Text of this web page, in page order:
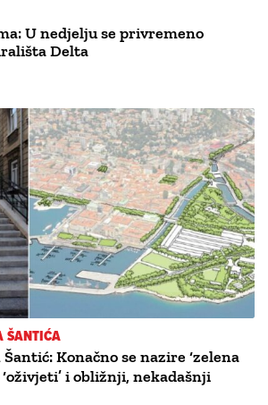
U nedjelju se privremeno
Delta
ŠANTIĆA
Konačno se nazire ‘zelena
i obližnji, nekadašnji